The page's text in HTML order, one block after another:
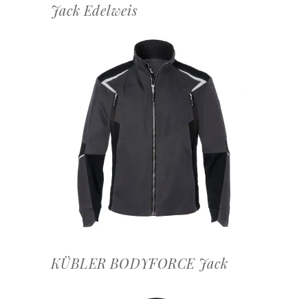
Jack Edelweis
OFFERTEAANVRAAG
KÜBLER BODYFORCE Jack